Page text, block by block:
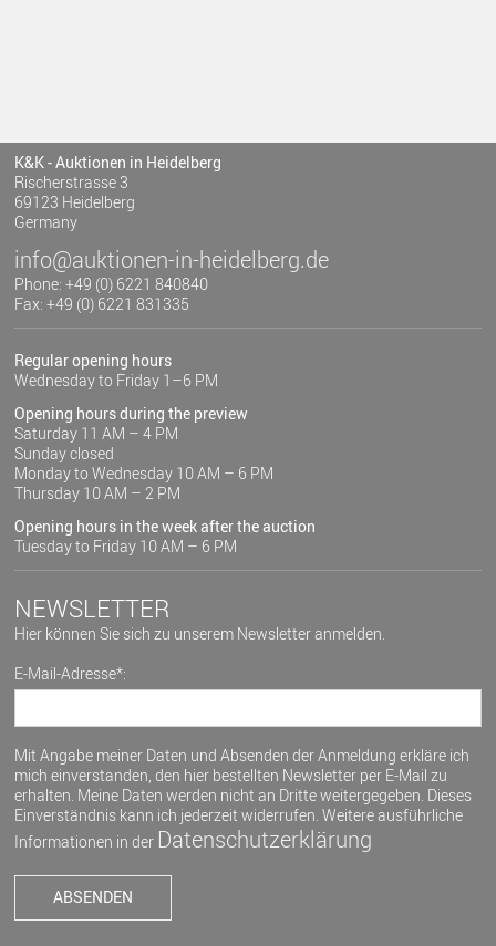
K&K - Auktionen in Heidelberg
Rischerstrasse 3
69123 Heidelberg
Germany
info@auktionen-in-heidelberg.de
Phone: +49 (0) 6221 840840
Fax: +49 (0) 6221 831335
Regular opening hours
Wednesday to Friday 1–6 PM
Opening hours during the preview
Saturday 11 AM – 4 PM
Sunday closed
Monday to Wednesday 10 AM – 6 PM
Thursday 10 AM – 2 PM
Opening hours in the week after the auction
Tuesday to Friday 10 AM – 6 PM
NEWSLETTER
Hier können Sie sich zu unserem Newsletter anmelden.
E-Mail-Adresse*:
Mit Angabe meiner Daten und Absenden der Anmeldung erkläre ich
mich einverstanden, den hier bestellten Newsletter per E-Mail zu
erhalten. Meine Daten werden nicht an Dritte weitergegeben. Dieses
Einverständnis kann ich jederzeit widerrufen. Weitere ausführliche
Informationen in der Datenschutzerklärung